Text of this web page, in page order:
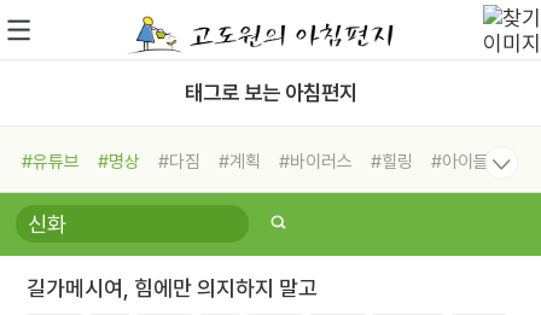
태그로 보는 아침편지
#유튜브 #명상 #다짐 #계획 #바이러스 #힐링
#아이들
#비전캠프
#독서캠프 #삶
#희망
#나눔 #친구 #링컨학교
#독서
#건강 #면역력
길가메시여, 힘에만 의지하지 말고